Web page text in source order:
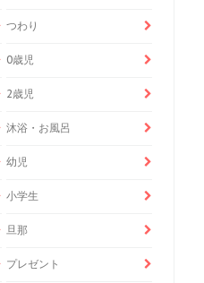
つわり
0歳児
2歳児
沐浴・お風呂
幼児
小学生
旦那
プレゼント